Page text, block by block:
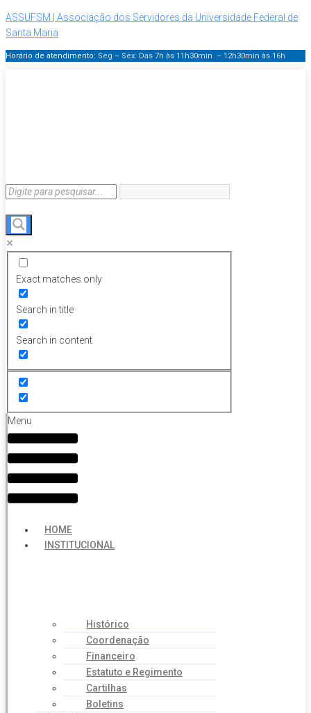
ASSUFSM | Associação dos Servidores da Universidade Federal de
Santa Maria
Horário de atendimento: Seg – Sex: Das 7h às 11h30min – 12h30min às 16h
Exact matches only
Search in title
Search in content
Menu
HOME
INSTITUCIONAL
Histórico
Coordenação
Financeiro
Estatuto e Regimento
Cartilhas
Boletins